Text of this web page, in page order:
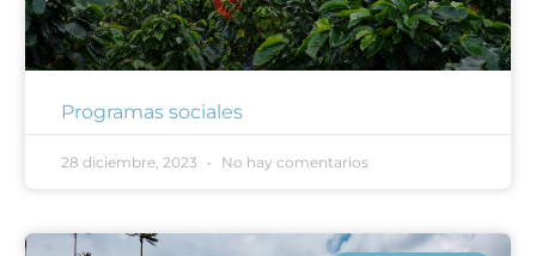
Programas sociales
28 diciembre, 2023 No hay comentarios